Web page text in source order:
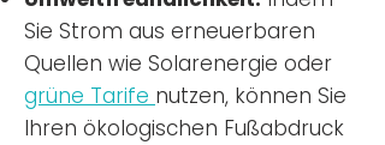
Sie Strom aus erneuerbaren
Quellen wie Solarenergie oder
grüne Tarife nutzen, können Sie
Ihren ökologischen Fußabdruck